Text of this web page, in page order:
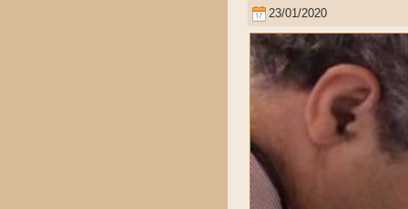
23/01/2020